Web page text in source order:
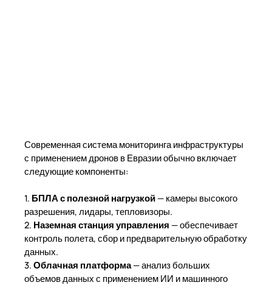
Современная система мониторинга инфраструктуры
с применением дронов в Евразии обычно включает
следующие компоненты:
1. БПЛА с полезной нагрузкой— камеры высокого
разрешения, лидары, тепловизоры.
2. Наземная станция управления — обеспечивает
контроль полета, сбор и предварительную обработку
данных.
3. Облачная платформа— анализ больших
объемов данных с применением ИИ и машинного